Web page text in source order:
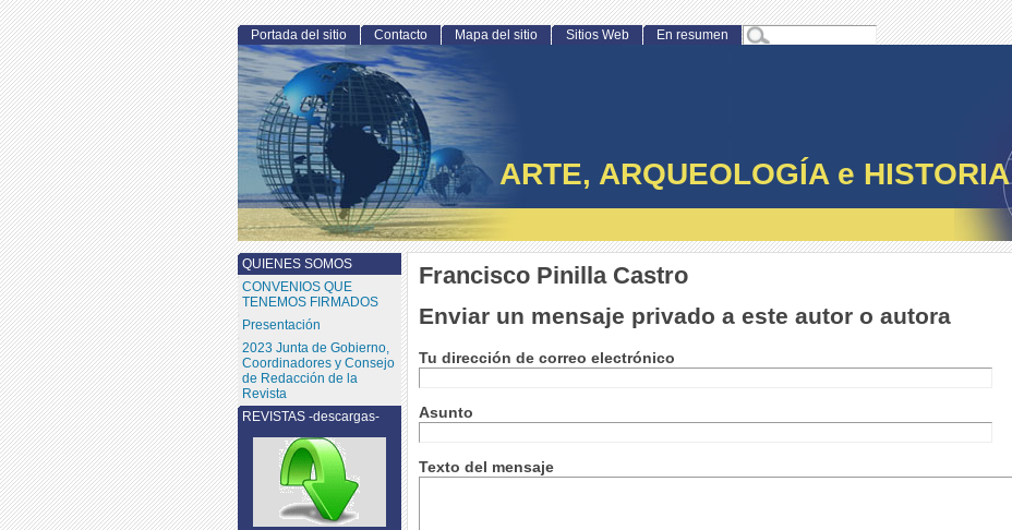
ARTE, ARQUEOLOGÍA e HISTORIA
Francisco Pinilla Castro
Enviar un mensaje privado a este autor o autora
Tu dirección de correo electrónico
Asunto
Texto del mensaje
Portada del sitio Contacto Mapa del sitio Sitios Web En resumen
QUIENES SOMOS
CONVENIOS QUE
TENEMOS FIRMADOS
Presentación
2023 Junta de Gobierno,
Coordinadores y Consejo
de Redacción de la
Revista
REVISTAS -descargas-